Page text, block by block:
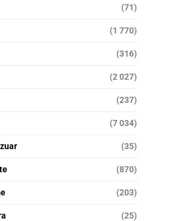
(71)
(1 770)
(316)
(2 027)
(237)
(7 034)
(35)
(870)
(203)
(25)